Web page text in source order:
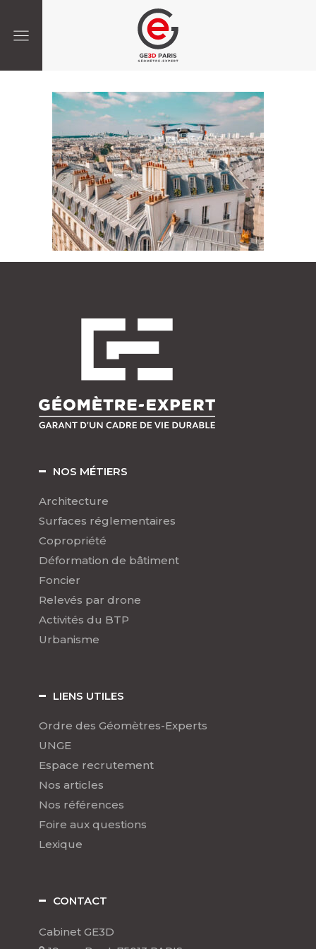
NOS MÉTIERS
Architecture
Surfaces réglementaires
Copropriété
Déformation de bâtiment
Foncier
Relevés par drone
Activités du BTP
Urbanisme
LIENS UTILES
Ordre des Géomètres-Experts
UNGE
Espace recrutement
Nos articles
Nos références
Foire aux questions
Lexique
CONTACT
Cabinet GE3D